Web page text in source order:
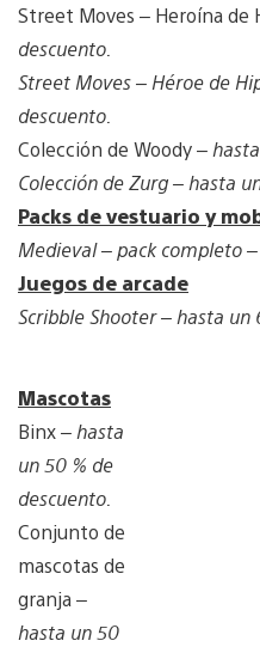
Street Moves – Heroína de
descuento.
Street Moves – Héroe de
descuento.
Colección de Woody –
Colección de Zurg – hasta
Packs de vestuario y
Medieval – pack completo –
Juegos de arcade
Scribble Shooter – hasta un
Mascotas
Binx– hasta
un 50 % de
descuento.
Conjunto de
mascotas de
granja –
hasta un 50